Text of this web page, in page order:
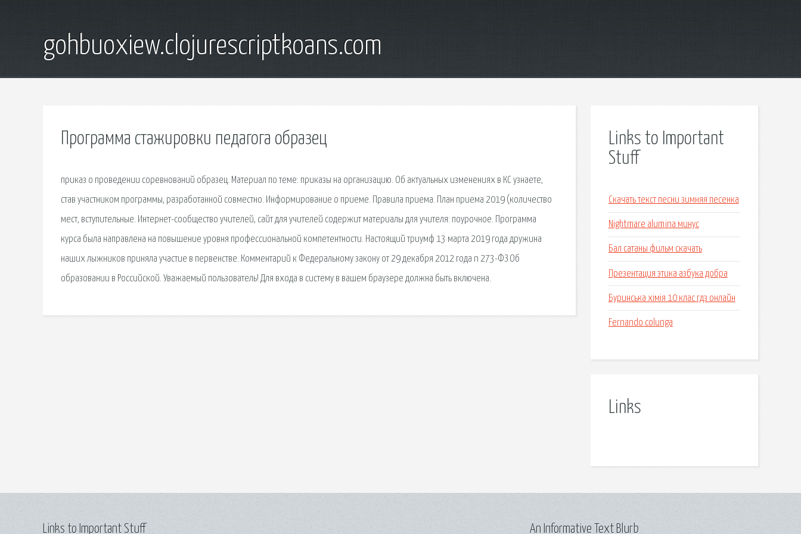
gohbuoxiew.clojurescriptkoans.com
Программа стажировки педагога образец
приказ о проведении соревнований образец. Материал по теме: приказы на организацию. Об актуальных изменениях в КС узнаете,
став участником программы, разработанной совместно. Информирование о приеме. Правила приема. План приема 2019 (количество
мест, вступительные. Интернет-сообщество учителей, сайт для учителей содержит материалы для учителя: поурочное. Программа
курса была направлена на повышение уровня профессиональной компетентности. Настоящий триумф 13 марта 2019 года дружина
наших лыжников приняла участие в первенстве. Комментарий к Федеральному закону от 29 декабря 2012 года n 273-ФЗ Об
образовании в Российской. Уважаемый пользователь! Для входа в систему в вашем браузере должна быть включена.
Links to Important
Stuff
Скачать текст песни зимняя песенка
Nightmare alumina минус
Бал сатаны фильм скачать
Презентация этика азбука добра
Буринська хімія 10 клас гдз онлайн
Fernando colunga
Links
Links to Important Stuff An Informative Text Blurb